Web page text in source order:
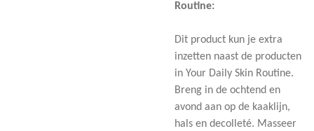
Routine:
Dit product kun je extra
inzetten naast de producten
in Your Daily Skin Routine.
Breng in de ochtend en
avond aan op de kaaklijn,
hals en decolleté. Masseer